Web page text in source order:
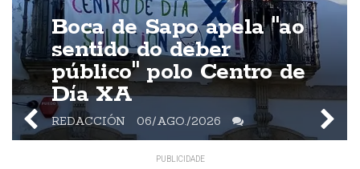
Boca de Sapo apela "ao
sentido do deber
público" polo Centro de
Día XA
REDACCIÓN 06/AGO./2026